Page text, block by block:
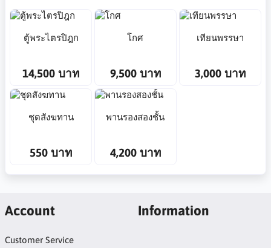
ตู้พระไตรปิฎก
14,500 บาท
โกศ
9,500 บาท
เทียนพรรษา
3,000 บาท
ชุดสังฆทาน
550 บาท
พานรองสองชั้น
4,200 บาท
Account
Customer Service
Information